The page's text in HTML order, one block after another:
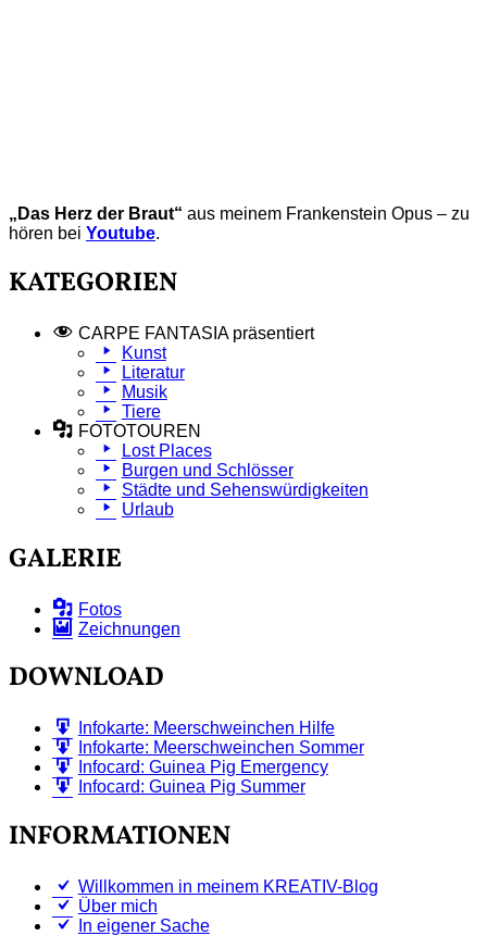
„Das Herz der Braut“ aus meinem Frankenstein Opus – zu
hören bei Youtube.
KATEGORIEN
CARPE FANTASIA präsentiert
Kunst
Literatur
Musik
Tiere
FOTOTOUREN
Lost Places
Burgen und Schlösser
Städte und Sehenswürdigkeiten
Urlaub
GALERIE
Fotos
Zeichnungen
DOWNLOAD
Infokarte: Meerschweinchen Hilfe
Infokarte: Meerschweinchen Sommer
Infocard: Guinea Pig Emergency
Infocard: Guinea Pig Summer
INFORMATIONEN
Willkommen in meinem KREATIV-Blog
Über mich
In eigener Sache